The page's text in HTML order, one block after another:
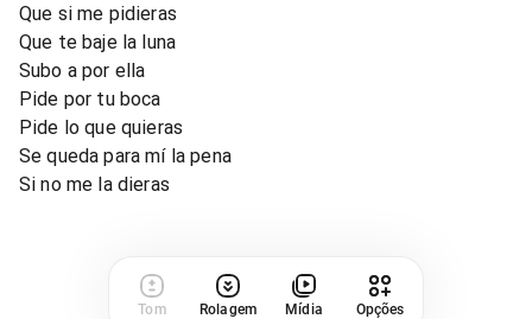
Que si me pidieras
Que te baje la luna
Subo a por ella
Pide por tu boca
Pide lo que quieras
Se queda para mí la pena
Si no me la dieras
Tom Rolagem Mídia Opções